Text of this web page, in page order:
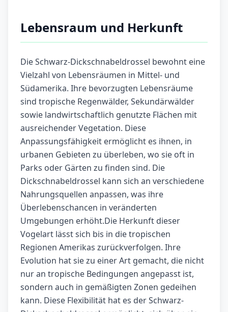
Lebensraum und Herkunft
Die Schwarz-Dickschnabeldrossel bewohnt eine
Vielzahl von Lebensräumen in Mittel- und
Südamerika. Ihre bevorzugten Lebensräume
sind tropische Regenwälder, Sekundärwälder
sowie landwirtschaftlich genutzte Flächen mit
ausreichender Vegetation. Diese
Anpassungsfähigkeit ermöglicht es ihnen, in
urbanen Gebieten zu überleben, wo sie oft in
Parks oder Gärten zu finden sind. Die
Dickschnabeldrossel kann sich an verschiedene
Nahrungsquellen anpassen, was ihre
Überlebenschancen in veränderten
Umgebungen erhöht.Die Herkunft dieser
Vogelart lässt sich bis in die tropischen
Regionen Amerikas zurückverfolgen. Ihre
Evolution hat sie zu einer Art gemacht, die nicht
nur an tropische Bedingungen angepasst ist,
sondern auch in gemäßigten Zonen gedeihen
kann. Diese Flexibilität hat es der Schwarz-